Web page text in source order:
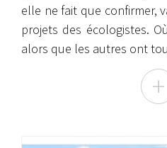
elle ne fait que confirmer,
projets des écologistes.
alors que les autres ont
+